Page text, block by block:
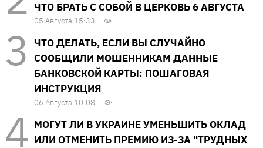
ЧТО БРАТЬ С СОБОЙ В ЦЕРКОВЬ 6 АВГУСТА
05 Августа 15:33
ЧТО ДЕЛАТЬ, ЕСЛИ ВЫ СЛУЧАЙНО
СООБЩИЛИ МОШЕННИКАМ ДАННЫЕ
БАНКОВСКОЙ КАРТЫ: ПОШАГОВАЯ
ИНСТРУКЦИЯ
06 Августа 10:08
МОГУТ ЛИ В УКРАИНЕ УМЕНЬШИТЬ ОКЛАД
ИЛИ ОТМЕНИТЬ ПРЕМИЮ ИЗ-ЗА "ТРУДНЫХ